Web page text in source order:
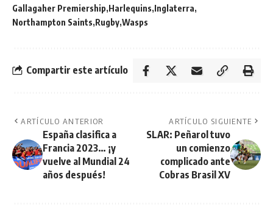
Gallagaher Premiership Harlequins Inglaterra
Northampton Saints Rugby Wasps
Compartir este artículo
ARTÍCULO ANTERIOR
España clasifica a
Francia 2023… ¡y
vuelve al Mundial 24
años después!
ARTÍCULO SIGUIENTE
SLAR: Peñarol tuvo
un comienzo
complicado ante
Cobras Brasil XV